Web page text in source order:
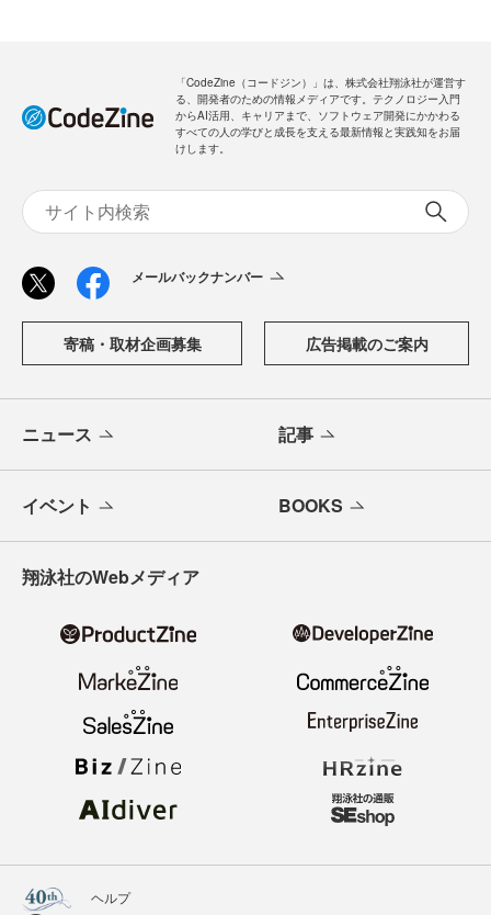
「CodeZine（コードジン）」は、株式会社翔泳社が運営す
る、開発者のための情報メディアです。テクノロジー入門
からAI活用、キャリアまで、ソフトウェア開発にかかわる
すべての人の学びと成長を支える最新情報と実践知をお届
けします。
メールバックナンバー
寄稿・取材企画募集 広告掲載のご案内
ニュース 記事
イベント BOOKS
翔泳社のWebメディア
ヘルプ